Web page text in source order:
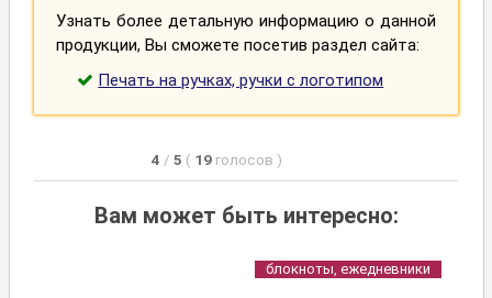
Узнать более детальную информацию о данной
продукции, Вы сможете посетив раздел сайта:
Печать на ручках, ручки с логотипом
4 / 5 ( 19 голосов )
Вам может быть интересно:
блокноты, ежедневники